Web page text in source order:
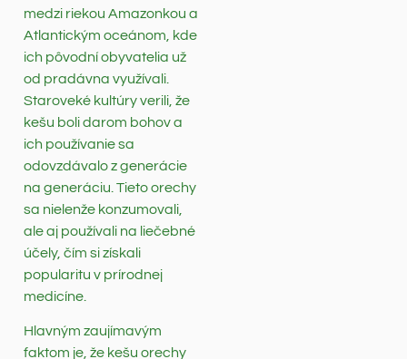
medzi riekou Amazonkou a
Atlantickým oceánom, kde
ich pôvodní obyvatelia už
od pradávna využívali.
Staroveké kultúry verili, že
kešu boli darom bohov a
ich používanie sa
odovzdávalo z generácie
na generáciu. Tieto orechy
sa nielenže konzumovali,
ale aj používali na liečebné
účely, čím si získali
popularitu v prírodnej
medicíne.
Hlavným zaujímavým
faktom je, že kešu orechy